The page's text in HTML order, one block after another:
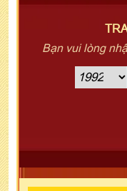
Bạn vui lòng